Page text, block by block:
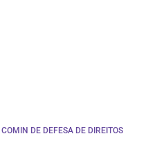
DE DEFESA DE DIREITOS